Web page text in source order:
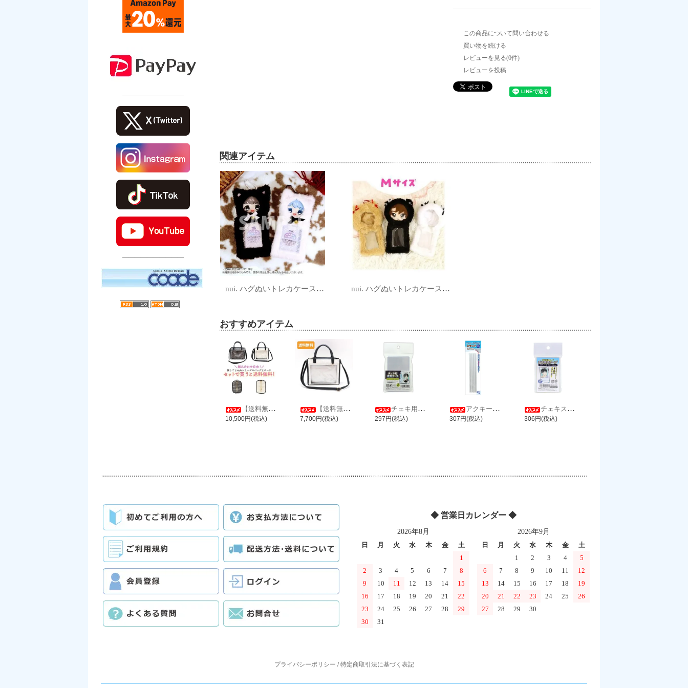
――――――――――
――――――――――
この商品について問い合わせる
買い物を続ける
レビューを見る(0件)
レビューを投稿
関連アイテム
nui. ハグぬいトレカケース Ｓサイズ ネコ nui. ハグぬいトレカケース Mサイズ
おすすめアイテム
【送料無料】推しごとstyle ミニバッグ＋ミニポーチセット
10,500円(税込)
【送料無料】推しごとstyle ミニバッグ レース Ver.
7,700円(税込)
チェキ用硬質ケース
297円(税込)
アクキー・ラバスト用スタンド バニラ
307円(税込)
チェキスリーブ
306円(税込)
◆ 営業日カレンダー ◆
2026年8月
日
月 火 水 木 金
土
1
2
3 4 5 6 7
8
9
10 11 12 13 14
15
16
17 18 19 20 21
22
23
24 25 26 27 28
29
30
31
2026年9月
日
月 火 水 木 金
土
1
2 3 4
5
6
7 8 9 10 11
12
13
14 15 16 17 18
19
20
21 22 23 24 25
26
27
28 29 30
プライバシーポリシー /特定商取引法に基づく表記